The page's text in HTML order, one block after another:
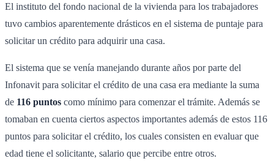
El instituto del fondo nacional de la vivienda para los trabajadores
tuvo cambios aparentemente drásticos en el sistema de puntaje para
solicitar un crédito para adquirir una casa.
El sistema que se venía manejando durante años por parte del
Infonavit para solicitar el crédito de una casa era mediante la suma
de 116 puntos como mínimo para comenzar el trámite. Además se
tomaban en cuenta ciertos aspectos importantes además de estos 116
puntos para solicitar el crédito, los cuales consisten en evaluar que
edad tiene el solicitante, salario que percibe entre otros.